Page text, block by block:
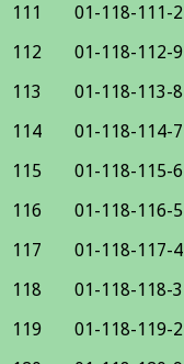
111
01-118-111-2
112
01-118-112-9
113
01-118-113-8
114
01-118-114-7
115
01-118-115-6
116
01-118-116-5
117
01-118-117-4
118
01-118-118-3
119
01-118-119-2